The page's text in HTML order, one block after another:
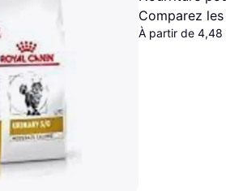
Paiement à 30 jours
Klarna sur Apple Pay
JD Sports
Comparez
À partir de 4,48